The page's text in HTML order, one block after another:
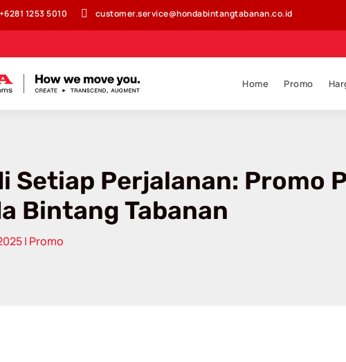
1253 5010  customer.service@hondabintangtabanan.co.id
Home Promo
Setiap Perjalanan: Promo
Bintang Tabanan
| Promo